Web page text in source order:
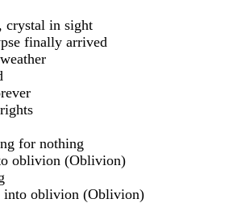
crystal in sight
finally arrived
for nothing
oblivion (Oblivion)
into oblivion (Oblivion)